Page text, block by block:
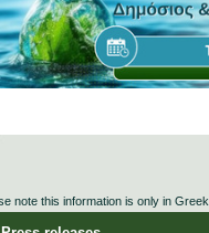
note this information is only in Greek.